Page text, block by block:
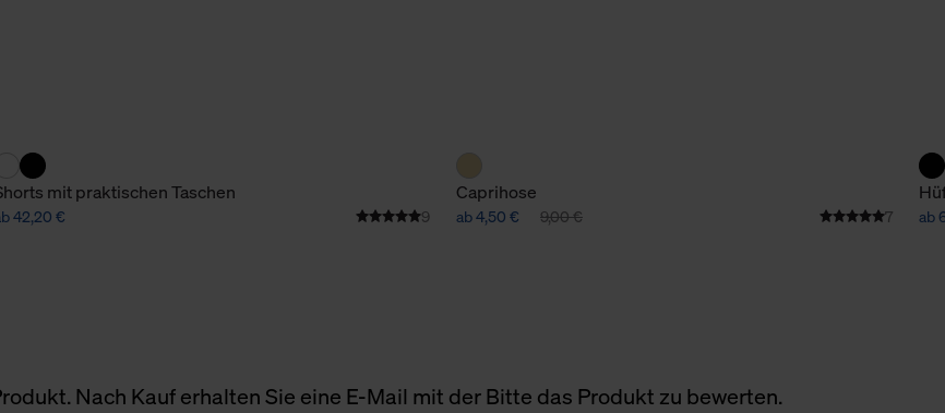
mit praktischen Taschen
42,20 € 9
Caprihose
ab 4,50 € 9,00 € 7 ab
Nach Kauf erhalten Sie eine E-Mail mit der Bitte das Produkt zu bewerten.